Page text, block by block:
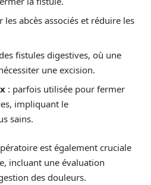
les abcès associés et réduire les
fistules digestives, où une
une excision.
: parfois utilisée pour fermer
impliquant le
sains.
est également cruciale
incluant une évaluation
des douleurs.